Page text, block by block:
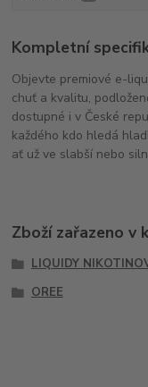
Kompletní
Objevte premiové e-
chuť a kvalitu,
dostupné i v České
každého kdo hledá
ať už ve slabší nebo
Zboží zařazeno v
LIQUIDY
OREE